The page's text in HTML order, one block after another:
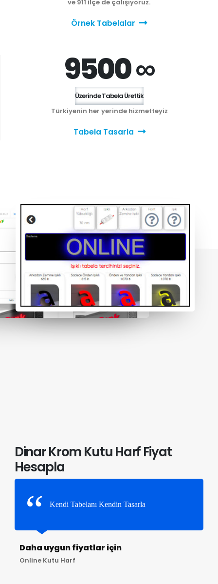
ve 911 ilçe de çalışıyoruz.
Örnek Tabelalar
9500 ∞
Üzerinde Tabela Ürettik
Türkiyenin her yerinde hizmetteyiz
Tabela Tasarla
Dinar Krom Kutu Harf Fiyat
Hesapla
Kendi Tabelanı Kendin Tasarla
Daha uygun fiyatlar için
Online Kutu Harf